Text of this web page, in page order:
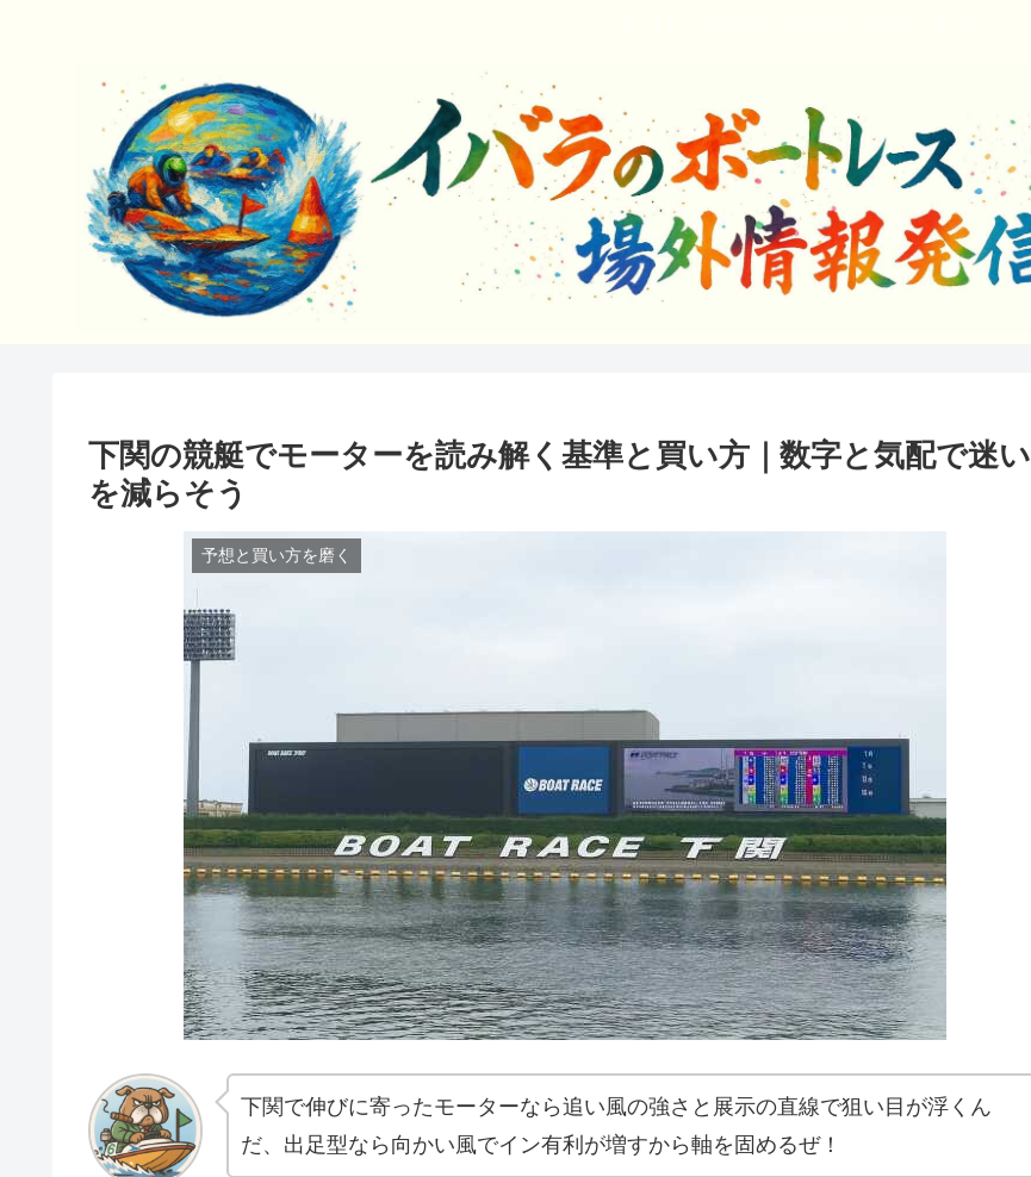
下関の競艇でモーターを読み解く基準と買い方｜数字と気配で迷い
を減らそう
予想と買い方を磨く
下関で伸びに寄ったモーターなら追い風の強さと展示の直線で狙い目が浮くん
だ、出足型なら向かい風でイン有利が増すから軸を固めるぜ！